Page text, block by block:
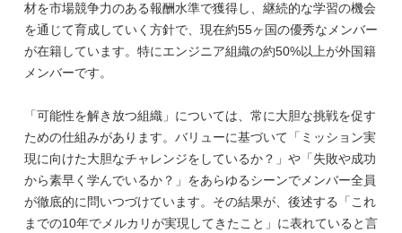
材を市場競争力のある報酬水準で獲得し、継続的な学習の機会
を通じて育成していく方針で、現在約55ヶ国の優秀なメンバー
が在籍しています。特にエンジニア組織の約50%以上が外国籍
メンバーです。
「可能性を解き放つ組織」については、常に大胆な挑戦を促す
ための仕組みがあります。バリューに基づいて「ミッション実
現に向けた大胆なチャレンジをしているか？」や「失敗や成功
から素早く学んでいるか？」をあらゆるシーンでメンバー全員
が徹底的に問いつづけています。その結果が、後述する「これ
までの10年でメルカリが実現してきたこと」に表れていると言